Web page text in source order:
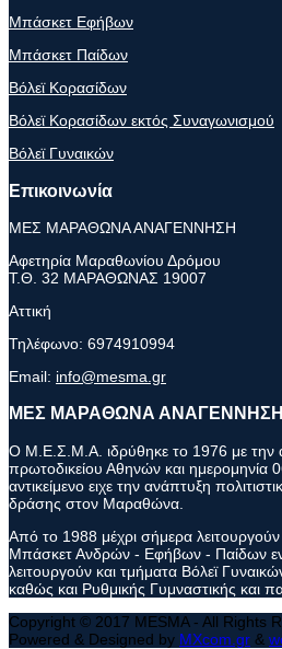
Μπάσκετ Εφήβων
Μπάσκετ Παίδων
Βόλεϊ Κορασίδων
Βόλεϊ Κορασίδων εκτός Συναγωνισμού
Βόλεϊ Γυναικών
Επικοινωνία
ΜΕΣ ΜΑΡΑΘΩΝΑ ΑΝΑΓΕΝΝΗΣΗ
Αφετηρία Μαραθωνίου Δρόμου
Τ.Θ. 32 ΜΑΡΑΘΩΝΑΣ 19007
Αττική
Τηλέφωνο: 6974910994
Email: info@mesma.gr
ΜΕΣ ΜΑΡΑΘΩΝΑ ΑΝΑΓΕΝΝΗΣΗ
Ο Μ.Ε.Σ.Μ.Α. ιδρύθηκε το 1976 με την
πρωτοδικείου Αθηνών και ημερομηνία
αντικείμενο ειχε την ανάπτυξη
δράσης στον Μαραθώνα.
Από το 1988 μέχρι σήμερα
Μπάσκετ Ανδρών - Εφήβων - Παίδων
λειτουργούν και τμήματα Βόλεϊ
καθώς και Ρυθμικής Γυμναστικής και
Copyright © 2017 MESMA - All Rights
Powered & Designed by MXcom.gr &